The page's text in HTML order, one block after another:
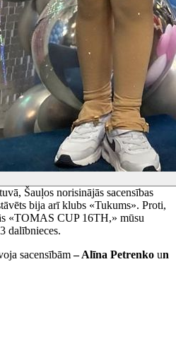
Šauļos norisinājās sacensības
bija arī klubs «Tukums». Proti,
«TOMAS CUP 16TH,» mūsu
dalībnieces.
sacensībām– Alīna Petrenko un